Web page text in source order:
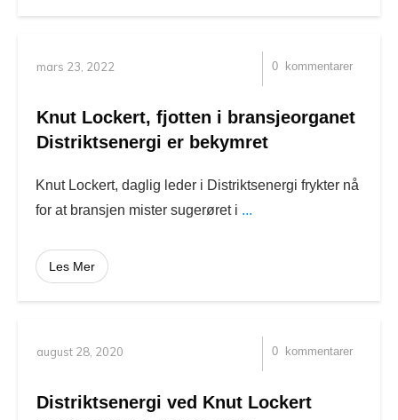
mars 23, 2022 0 kommentarer
Knut Lockert, fjotten i bransjeorganet
Distriktsenergi er bekymret
Knut Lockert, daglig leder i Distriktsenergi frykter nå
for at bransjen mister sugerøret i ...
Les Mer
august 28, 2020 0 kommentarer
Distriktsenergi ved Knut Lockert